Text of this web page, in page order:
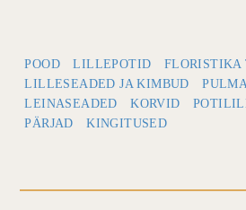
POOD LILLEPOTID
FLORISTIKA
LILLESEADED JA KIMBUD
LEINASEADED
KORVID
PÄRJAD
KINGITUSED